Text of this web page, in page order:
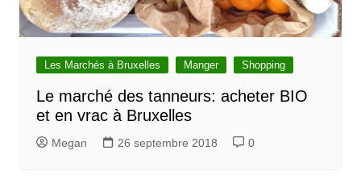
Les Marchés à Bruxelles Manger Shopping
Le marché des tanneurs: acheter BIO
et en vrac à Bruxelles
Megan 26 septembre 2018 0